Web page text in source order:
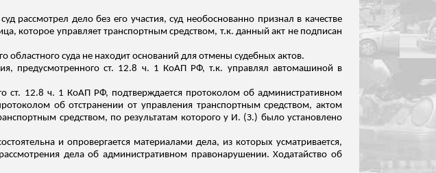
рассмотрел дело без его участия, суд необоснованно признал в качестве
которое управляет транспортным средством, т.к. данный акт не подписан
суда не находит оснований для отмены судебных актов.
предусмотренного ст. 12.8 ч. 1 КоАП РФ, т.к. управлял автомашиной в
ст. 12.8 ч. 1 КоАП РФ, подтверждается протоколом об административном
об отстранении от управления транспортным средством, актом
средством, по результатам которого у И. (З.) было установлено
и опровергается материалами дела, из которых усматривается,
дела об административном правонарушении. Ходатайство об